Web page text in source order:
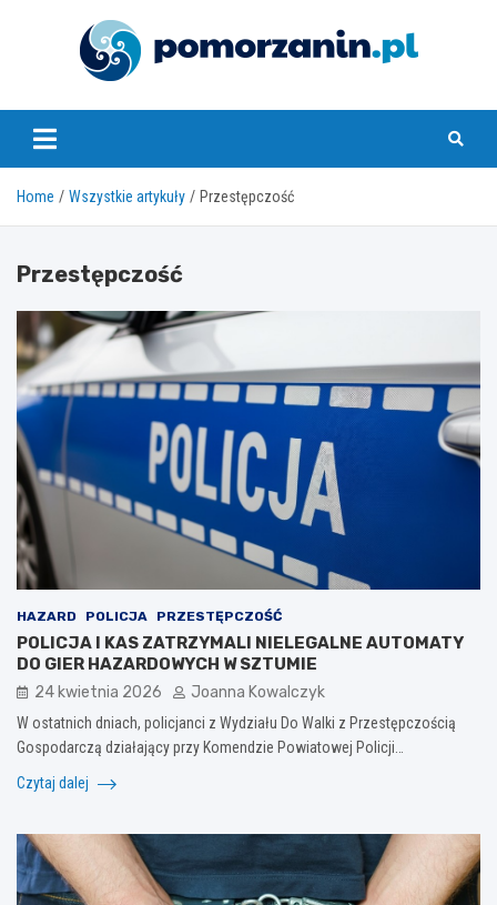
pomorzanin.pl
Home Wszystkie artykuły Przestępczość
Przestępczość
HAZARD POLICJA PRZESTĘPCZOŚĆ
POLICJA I KAS ZATRZYMALI NIELEGALNE AUTOMATY
DO GIER HAZARDOWYCH W SZTUMIE
24 kwietnia 2026 Joanna Kowalczyk
W ostatnich dniach, policjanci z Wydziału Do Walki z Przestępczością
Gospodarczą działający przy Komendzie Powiatowej Policji…
Czytaj dalej